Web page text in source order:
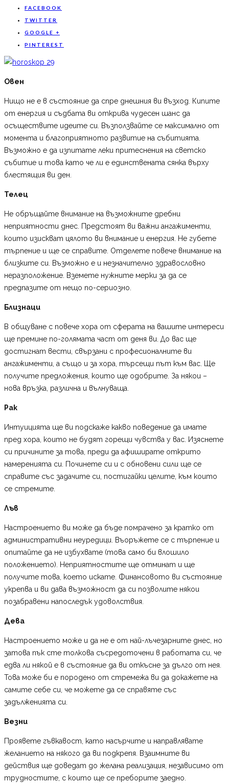
FACEBOOK
TWITTER
GOOGLE +
PINTEREST
Овен
Нищо не е в състояние да спре днешния ви възход. Кипите
от енергия и съдбата ви открива чудесен шанс да
осъществите идеите си. Възползвайте се максимално от
момента и благоприятното развитие на събитията.
Възможно е да изпитате леки притеснения на светско
събитие и това като че ли е единствената сянка върху
блестящия ви ден.
Телец
Не обръщайте внимание на възможните дребни
неприятности днес. Предстоят ви важни ангажименти,
които изискват цялото ви внимание и енергия. Не губете
търпение и ще се справите. Отделете повече внимание на
близките си. Възможно е и незначително здравословно
неразположение. Вземете нужните мерки за да се
предпазите от нещо по-сериозно.
Близнаци
В общуване с повече хора от сферата на вашите интереси
ще премине по-голямата част от деня ви. До вас ще
достигнат вести, свързани с професионалните ви
ангажименти, а също и за хора, търсещи път към вас. Ще
получите предложения, които ще одобрите. За някои –
нова връзка, различна и вълнуваща.
Рак
Интуицията ще ви подскаже какво поведение да имате
пред хора, които не будят горещи чувства у вас. Изяснете
си причините за това, преди да афиширате открито
намеренията си. Починете си и с обновени сили ще се
справите със задачите си, постигайки целите, към които
се стремите.
Лъв
Настроението ви може да бъде помрачено за кратко от
административни неуредици. Въоръжете се с търпение и
опитайте да не избухвате (това само би влошило
положението). Неприятностите ще отминат и ще
получите това, което искате. Финансовото ви състояние
укрепва и ви дава възможност да си позволите някои
позабравени напоследък удоволствия.
Дева
Настроението може и да не е от най-лъчезарните днес, но
затова пък сте толкова съсредоточени в работата си, че
едва ли някой е в състояние да ви откъсне за дълго от нея.
Това може би е породено от стремежа ви да докажете на
самите себе си, че можете да се справяте със
задълженията си.
Везни
Проявете гъвкавост, като насърчите и направлявате
желанието на някого да ви подкрепя. Взаимните ви
действия ще доведат до желана реализация, независимо от
трудностите, с които ще се преборите заедно.